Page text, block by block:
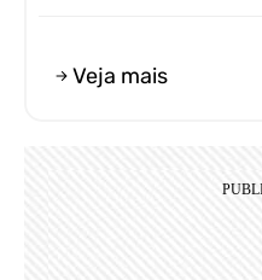
Veja mais